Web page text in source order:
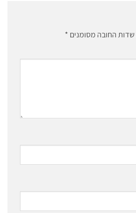
שדות החובה מסומנים *